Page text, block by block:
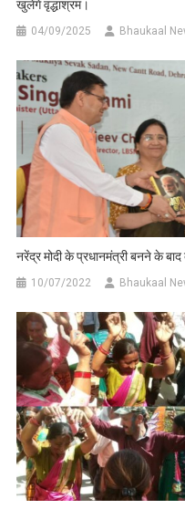
खुलेंगे वृद्धाश्रम।
04/09/2025 Bhaukaal
नरेंद्र मोदी के प्रधानमंत्री बनने के
10/07/2022 Bhaukaal